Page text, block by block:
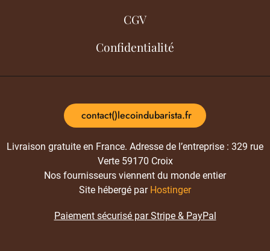
CGV
Confidentialité
contact()lecoindubarista.fr
Livraison gratuite en France. Adresse de l’entreprise : 329 rue
Verte 59170 Croix
Nos fournisseurs viennent du monde entier
Site hébergé par Hostinger
Paiement sécurisé par Stripe & PayPal